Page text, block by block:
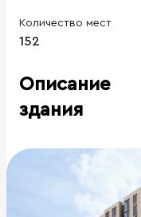
Количество мест
152
Описание
здания